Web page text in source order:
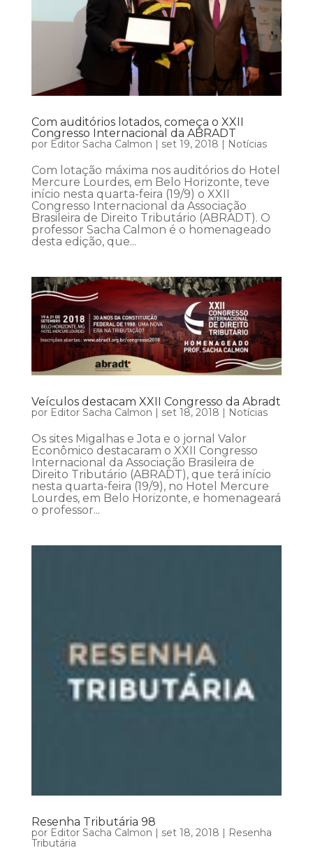
Com auditórios lotados, começa o XXII
Congresso Internacional da ABRADT
por Editor Sacha Calmon set 19, 2018 Notícias
Com lotação máxima nos auditórios do Hotel
Mercure Lourdes, em Belo Horizonte, teve
início nesta quarta-feira (19/9) o XXII
Congresso Internacional da Associação
Brasileira de Direito Tributário (ABRADT). O
professor Sacha Calmon é o homenageado
desta edição, que...
Veículos destacam XXII Congresso da Abradt
por Editor Sacha Calmon | set 18, 2018 | Notícias
Os sites Migalhas e Jota e o jornal Valor
Econômico destacaram o XXII Congresso
Internacional da Associação Brasileira de
Direito Tributário (ABRADT), que terá início
nesta quarta-feira (19/9), no Hotel Mercure
Lourdes, em Belo Horizonte, e homenageará
o professor...
Resenha Tributária 98
por Editor Sacha Calmon set 18, 2018
Resenha
Tributária